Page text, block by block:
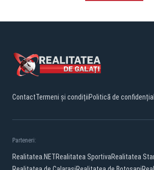
ContactTermeni și condițiiPolitică de
Parteneri:
Realitatea.NETRealitatea SportivaRealitatea